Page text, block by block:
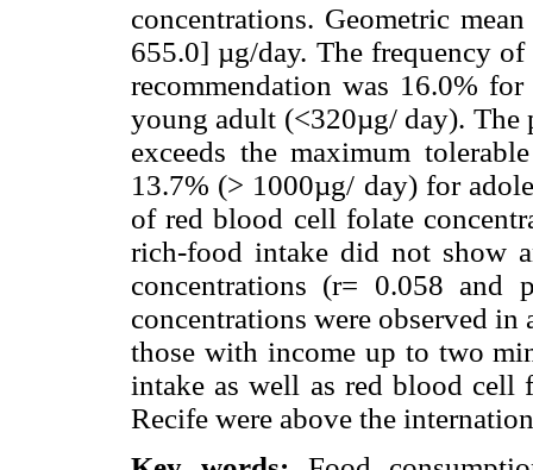
concentrations. Geometric
655.0] µg/day. The frequency
recommendation was 16.0%
young adult (<320µg/ day). The
exceeds the maximum
13.7% (> 1000µg/ day) for
of red blood cell folate
rich-food intake did not show
concentrations (r= 0.058
concentrations were observed
those with income up to two
intake as well as red blood cell
Recife were above the